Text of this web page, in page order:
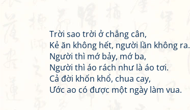
Trời sao trời ở chẳng cân,
Kẻ ăn không hết, người lần không ra.
Người thì mớ bảy, mớ ba,
Người thì áo rách như là áo tơi.
Cả đời khốn khổ, chua cay,
Ước ao có được một ngày làm vua.